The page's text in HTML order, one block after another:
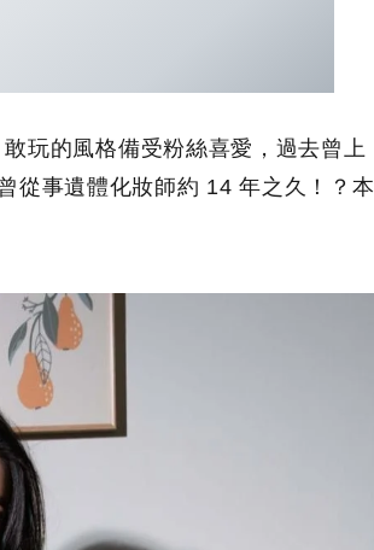
敢玩的風格備受粉絲喜愛，過去曾上
從事遺體化妝師約 14 年之久！？本